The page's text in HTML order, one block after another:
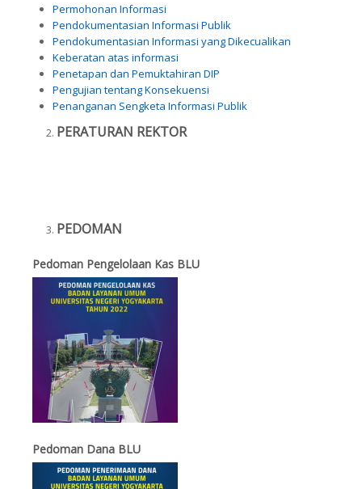
Permohonan Informasi
Pendokumentasian Informasi Publik
Pendokumentasian Informasi yang Dikecualikan
Keberatan atas informasi
Penetapan dan Pemuktahiran DIP
Pengujian tentang Konsekuensi
Penanganan Sengketa Informasi Publik
PERATURAN REKTOR
PEDOMAN
Pedoman Pengelolaan Kas BLU
Pedoman Dana BLU